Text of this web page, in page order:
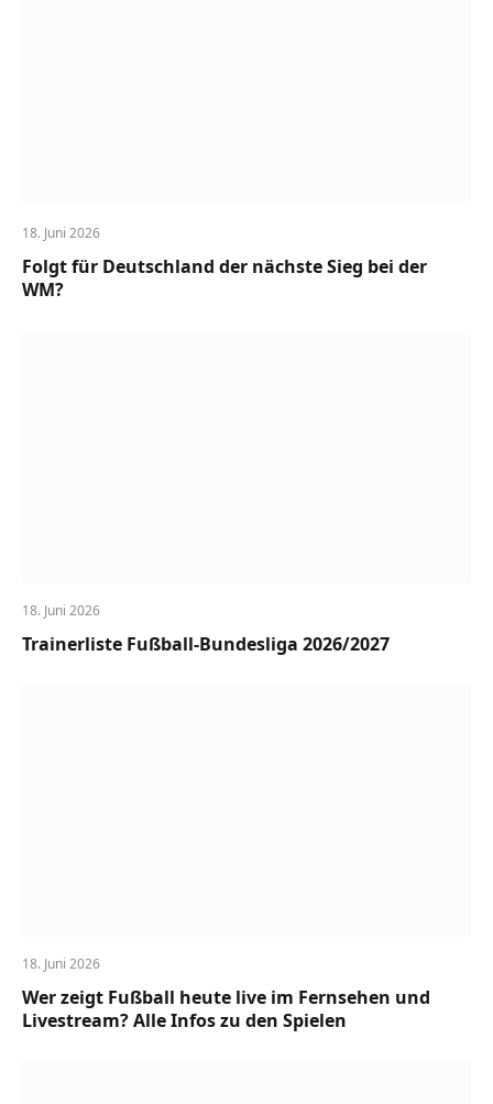
18. Juni 2026
Folgt für Deutschland der nächste Sieg bei der
WM?
18. Juni 2026
Trainerliste Fußball-Bundesliga 2026/2027
18. Juni 2026
Wer zeigt Fußball heute live im Fernsehen und
Livestream? Alle Infos zu den Spielen